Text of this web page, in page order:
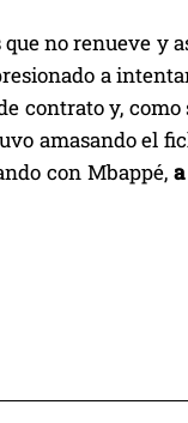
no renueve y
a
contrato y,
amasando el
con Mbappé,